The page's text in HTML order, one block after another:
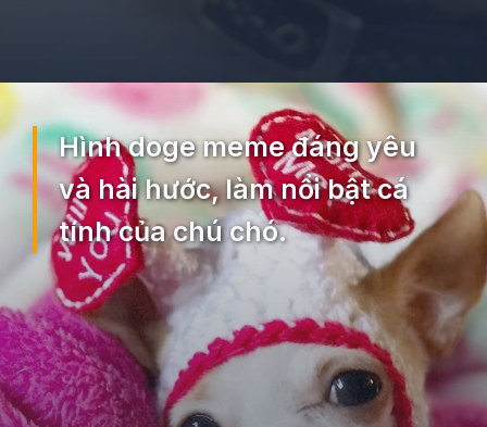
Đang mởhttps://ocopaz.vn/doge-meme-552
Hình doge meme đáng yêu
và hài hước, làm nổi bật cá
tính của chú chó.